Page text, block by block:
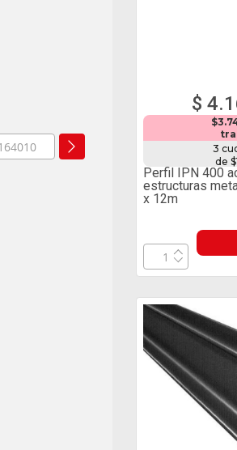
$
3
de
Perfil IPN 400
estructuras
x 12m